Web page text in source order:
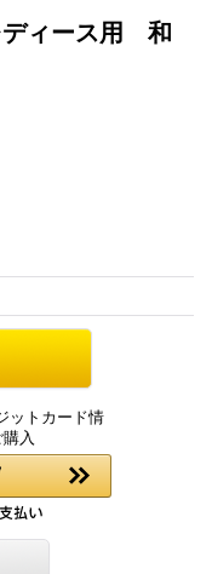
ィース用 和
ットカード情
入